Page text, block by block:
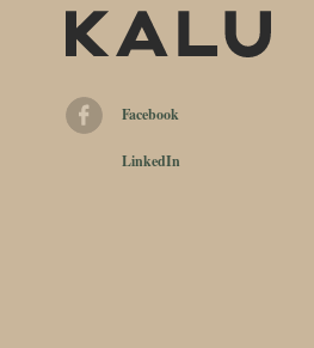
Facebook
LinkedIn